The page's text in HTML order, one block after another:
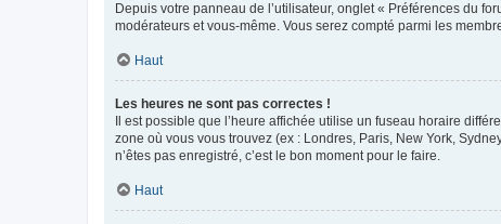
Depuis votre panneau de l’utilisateur, onglet « Préférences du
modérateurs et vous-même. Vous serez compté parmi les
Haut
Les heures ne sont pas correctes !
Il est possible que l’heure affichée utilise un fuseau horaire
zone où vous vous trouvez (ex : Londres, Paris, New York,
n’êtes pas enregistré, c’est le bon moment pour le faire.
Haut